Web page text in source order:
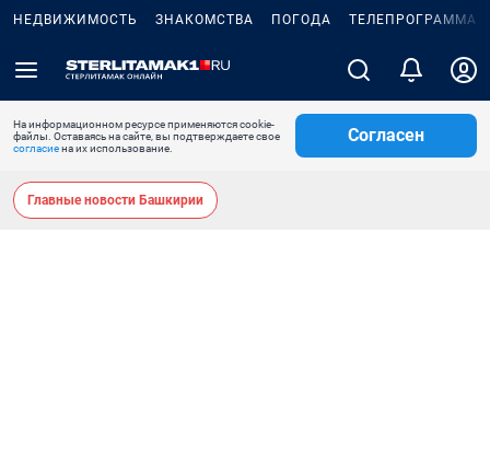
НЕДВИЖИМОСТЬ ЗНАКОМСТВА ПОГОДА ТЕЛЕПРОГРАММА
На информационном ресурсе применяются cookie-
файлы. Оставаясь на сайте, вы подтверждаете свое
согласиена их использование.
Согласен
Главные новости Башкирии